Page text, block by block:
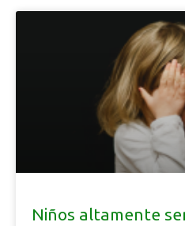
Niños altamente